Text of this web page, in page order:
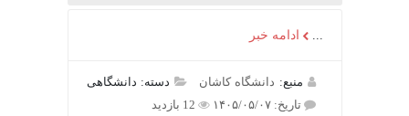
ادامه خبر
منبع:دانشگاه کاشان
دسته: دانشگاهی
تاریخ: ۱۴۰۵/۰۵/۰۷
12 بازدید